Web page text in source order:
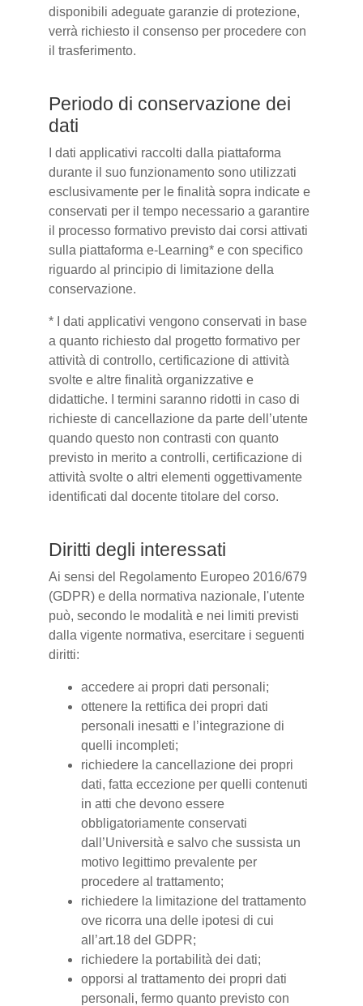
disponibili adeguate garanzie di protezione,
verrà richiesto il consenso per procedere con
il trasferimento.
Periodo di conservazione dei
dati
I dati applicativi raccolti dalla piattaforma
durante il suo funzionamento sono utilizzati
esclusivamente per le finalità sopra indicate e
conservati per il tempo necessario a garantire
il processo formativo previsto dai corsi attivati
sulla piattaforma e-Learning* e con specifico
riguardo al principio di limitazione della
conservazione.
* I dati applicativi vengono conservati in base
a quanto richiesto dal progetto formativo per
attività di controllo, certificazione di attività
svolte e altre finalità organizzative e
didattiche. I termini saranno ridotti in caso di
richieste di cancellazione da parte dell’utente
quando questo non contrasti con quanto
previsto in merito a controlli, certificazione di
attività svolte o altri elementi oggettivamente
identificati dal docente titolare del corso.
Diritti degli interessati
Ai sensi del Regolamento Europeo 2016/679
(GDPR) e della normativa nazionale, l'utente
può, secondo le modalità e nei limiti previsti
dalla vigente normativa, esercitare i seguenti
diritti:
accedere ai propri dati personali;
ottenere la rettifica dei propri dati
personali inesatti e l’integrazione di
quelli incompleti;
richiedere la cancellazione dei propri
dati, fatta eccezione per quelli contenuti
in atti che devono essere
obbligatoriamente conservati
dall’Università e salvo che sussista un
motivo legittimo prevalente per
procedere al trattamento;
richiedere la limitazione del trattamento
ove ricorra una delle ipotesi di cui
all’art.18 del GDPR;
richiedere la portabilità dei dati;
opporsi al trattamento dei propri dati
personali, fermo quanto previsto con